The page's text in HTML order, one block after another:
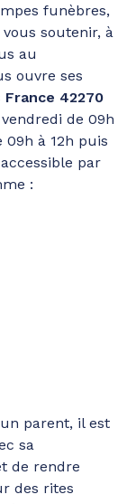
funèbres,
soutenir, à
au
ouvre ses
France 42270
de 09h
09h à 12h puis
par
:
parent, il est
sa
de rendre
des rites